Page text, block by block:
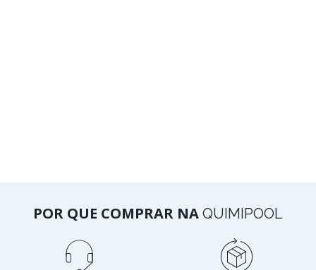
POR QUE COMPRAR NA QUIMIPOOL